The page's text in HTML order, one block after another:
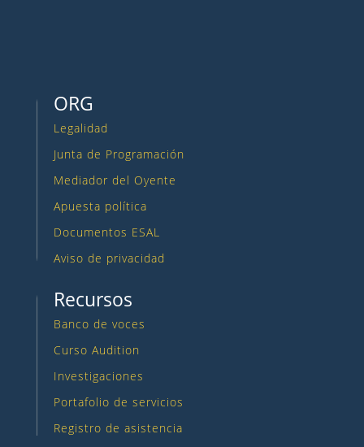
ORG
Legalidad
Junta de Programación
Mediador del Oyente
Apuesta política
Documentos ESAL
Aviso de privacidad
Recursos
Banco de voces
Curso Audition
Investigaciones
Portafolio de servicios
Registro de asistencia